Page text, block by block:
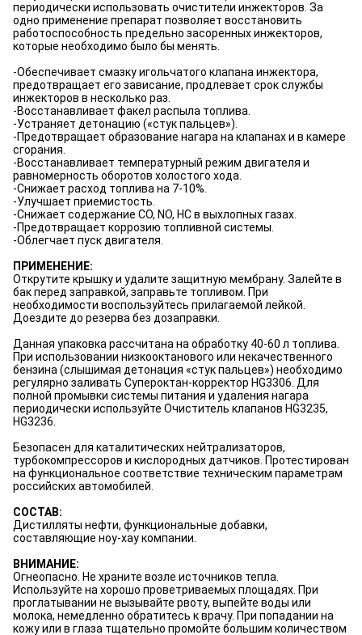
периодически использовать очистители инжекторов. За
одно применение препарат позволяет восстановить
работоспособность предельно засоренных инжекторов,
которые необходимо было бы менять.
-Обеспечивает смазку игольчатого клапана инжектора,
предотвращает его зависание, продлевает срок службы
инжекторов в несколько раз.
-Восстанавливает факел распыла топлива.
-Устраняет детонацию («стук пальцев»).
-Предотвращает образование нагара на клапанах и в камере
сгорания.
-Восстанавливает температурный режим двигателя и
равномерность оборотов холостого хода.
-Снижает расход топлива на 7-10%.
-Улучшает приемистость.
-Снижает содержание СО, NO, НС в выхлопных газах.
-Предотвращает коррозию топливной системы.
-Облегчает пуск двигателя.
ПРИМЕНЕНИЕ:
Открутите крышку и удалите защитную мембрану. Залейте в
бак перед заправкой, заправьте топливом. При
необходимости воспользуйтесь прилагаемой лейкой.
Доездите до резерва без дозаправки.
Данная упаковка рассчитана на обработку 40-60 л топлива.
При использовании низкооктанового или некачественного
бензина (слышимая детонация «стук пальцев») необходимо
регулярно заливать Супероктан-корректор HG3306. Для
полной промывки системы питания и удаления нагара
периодически используйте Очиститель клапанов HG3235,
HG3236.
Безопасен для каталитических нейтрализаторов,
турбокомпрессоров и кислородных датчиков. Протестирован
на функциональное соответствие техническим параметрам
российских автомобилей.
СОСТАВ:
Дистилляты нефти, функциональные добавки,
составляющие ноу-хау компании.
ВНИМАНИЕ:
Огнеопасно. Не храните возле источников тепла.
Используйте на хорошо проветриваемых площадях. При
проглатывании не вызывайте рвоту, выпейте воды или
молока, немедленно обратитесь к врачу. При попадании на
кожу или в глаза тщательно промойте большим количеством